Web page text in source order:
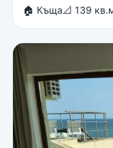
🏠 Къща📐 139